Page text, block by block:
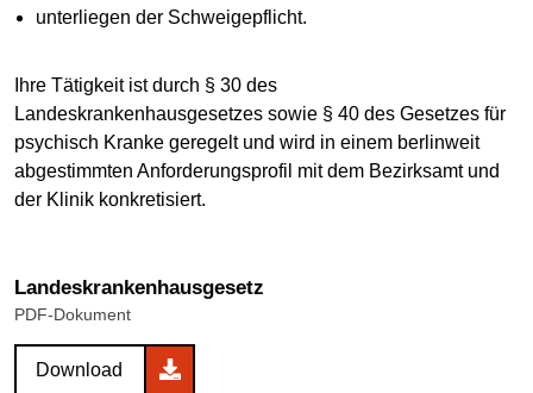
unterliegen der Schweigepflicht.
Ihre Tätigkeit ist durch § 30 des
Landeskrankenhausgesetzes sowie § 40 des Gesetzes für
psychisch Kranke geregelt und wird in einem berlinweit
abgestimmten Anforderungsprofil mit dem Bezirksamt und
der Klinik konkretisiert.
Landeskrankenhausgesetz
PDF-Dokument
Download